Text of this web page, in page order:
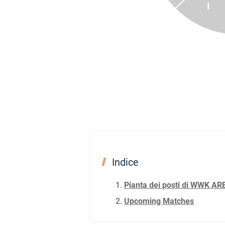
I
Indice
Pianta dei posti di WWK
Upcoming Matches